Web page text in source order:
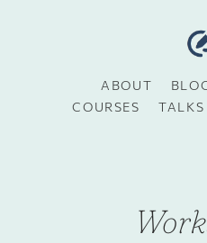
ABOUT
COURSES
TALKS